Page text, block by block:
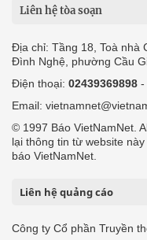
Liên hệ tòa soạn
Địa chỉ: Tầng 18, Toà nhà
Đình Nghệ, phường Cầu
Điện thoại: 02439369898 -
Email:
© 1997 Báo VietNamNet.
lại thông tin từ website
báo VietNamNet.
Liên hệ quảng cáo
Công ty Cổ phần Truyền